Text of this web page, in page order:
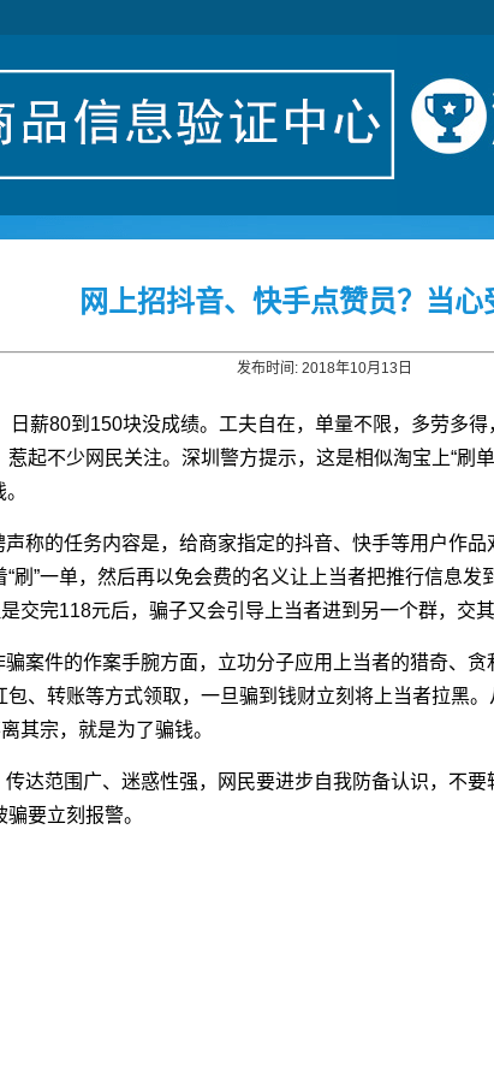
网上招抖音、快手点赞员？当心
发布时间: 2018年10月13日
日薪80到150块没成绩。工夫自在，单量不限，多劳多
起不少网民关注。深圳警方提示，这是相似淘宝上“刷
称的任务内容是，给商家指定的抖音、快手等用户作
刷”一单，然后再以免会费的名义让上当者把推行信息
交完118元后，骗子又会引导上当者进到另一个群，交其
案件的作案手腕方面，立功分子应用上当者的猎奇、贪
、转账等方式领取，一旦骗到钱财立刻将上当者拉黑。
其宗，就是为了骗钱。
达范围广、迷惑性强，网民要进步自我防备认识，不要
要立刻报警。